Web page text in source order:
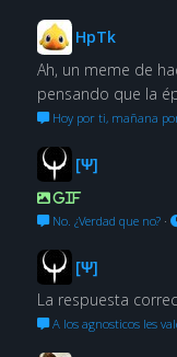
HpTk
Ah, un meme de
pensando que la
Hoy por ti, mañana
[Ψ]
GIF
No. ¿Verdad que no?·
[Ψ]
La respuesta
A los agnosticos les